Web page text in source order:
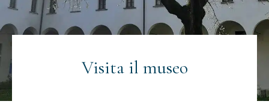
Visita il museo